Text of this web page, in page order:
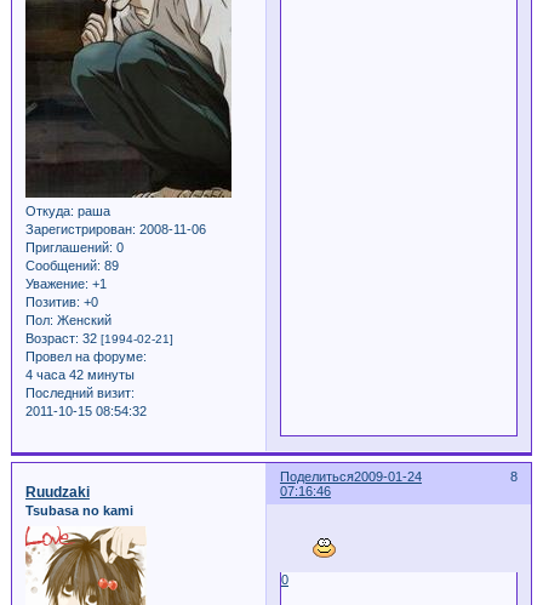
Откуда: раша
Зарегистрирован: 2008-11-06
Приглашений: 0
Сообщений: 89
Уважение: +1
Позитив: +0
Пол: Женский
Возраст: 32 [1994-02-21]
Провел на форуме:
4 часа 42 минуты
Последний визит:
2011-10-15 08:54:32
Поделиться 8
2009-01-24
07:16:46
Ruudzaki
Tsubasa no kami
0